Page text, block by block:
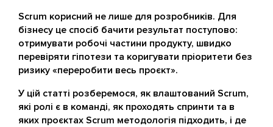
Scrum корисний не лише для розробників. Для
бізнесу це спосіб бачити результат поступово:
отримувати робочі частини продукту, швидко
перевіряти гіпотези та коригувати пріоритети без
ризику «переробити весь проєкт».
У цій статті розберемося, як влаштований Scrum,
які ролі є в команді, як проходять спринти та в
яких проєктах Scrum методологія підходить, і де